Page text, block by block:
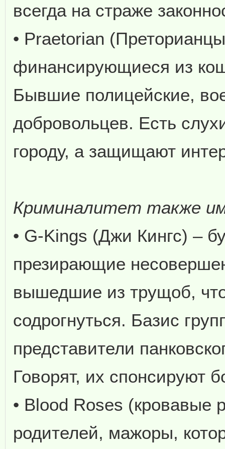
всегда на страже
• Praetorian
финансирующиеся из
Бывшие полицейские,
добровольцев. Есть
городу, а защищают
Криминалитет также
• G-Kings (Джи Кингс) –
презирающие
вышедшие из трущоб,
содрогнуться. Базис
представители
Говорят, их спонсируют
• Blood Roses (кровавые
родителей, мажоры,